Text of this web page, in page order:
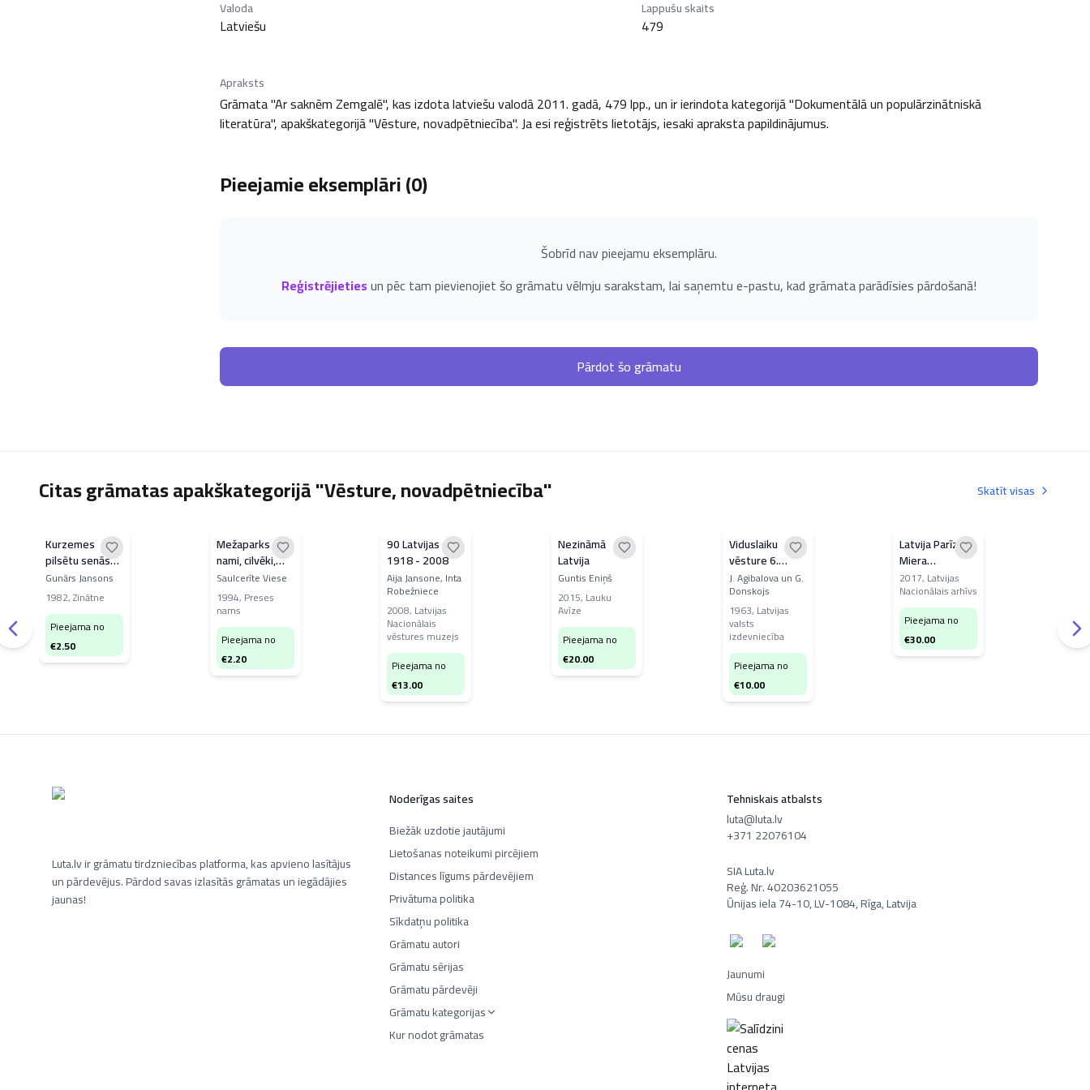
Valoda
Latviešu
Lappušu skaits
479
Apraksts
Grāmata "Ar saknēm Zemgalē", kas izdota latviešu valodā 2011. gadā, 479 lpp., un ir ierindota kategorijā "Dokumentālā un populārzinātniskā
literatūra", apakškategorijā "Vēsture, novadpētniecība". Ja esi reģistrēts lietotājs, iesaki apraksta papildinājumus.
Pieejamie eksemplāri (0)
Šobrīd nav pieejamu eksemplāru.
Reģistrējietiesun pēc tam pievienojiet šo grāmatu vēlmju sarakstam, lai saņemtu e-pastu, kad grāmata parādīsies pārdošanā!
Pārdot šo grāmatu
Citas grāmatas apakškategorijā "Vēsture, novadpētniecība" Skatīt visas
Kurzemes
pilsētu senās
koka ēkas
Gunārs Jansons
1982,Zinātne
Pieejama no
€2.50
Mežaparks -
nami, cilvēki,
likteņi
Saulcerīte Viese
1994, Preses
nams
Pieejama no
€2.20
90 Latvijas gadi
1918 - 2008
Aija Jansone, Inta
Robežniece
2008, Latvijas
Nacionālais
vēstures muzejs
Pieejama no
€13.00
Nezināmā
Latvija
Guntis Eniņš
2015, Lauku
Avīze
Pieejama no
€20.00
Viduslaiku
vēsture 6.
klasei
J. Agibalova un G.
Donskojs
1963, Latvijas
valsts
izdevniecība
Pieejama no
€10.00
Latvija Parīzes
Miera
konferencē
1919 gadā
2017, Latvijas
Nacionālais arhīvs
Pieejama no
€30.00
€
Luta.lv ir grāmatu tirdzniecības platforma, kas apvieno lasītājus
un pārdevējus. Pārdod savas izlasītās grāmatas un iegādājies
jaunas!
Noderīgas saites
Biežāk uzdotie jautājumi
Lietošanas noteikumi pircējiem
Distances līgums pārdevējiem
Privātuma politika
Sīkdatņu politika
Grāmatu autori
Grāmatu sērijas
Grāmatu pārdevēji
Grāmatu kategorijas
Kur nodot grāmatas
Tehniskais atbalsts
luta@luta.lv
+371 22076104
SIA Luta.lv
Reģ. Nr. 40203621055
Ūnijas iela 74-10, LV-1084, Rīga, Latvija
Jaunumi
Mūsu draugi